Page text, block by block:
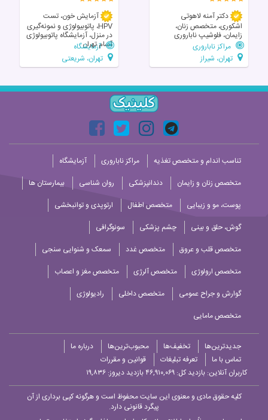
دکتر آمنه لاهوتی
اشکوری، متخصص زنان،
زایمان، فلوشیپ ناباروری
مراکز ناباروری
تهران، شیراز
آزمایش خون، تست
HPV، پاتوبیولوژی و نمونه‌گیری
در منزل، آزمایشگاه پاتوبیولوژی
آسام تهران
آزمایشگاه
تهران، شریعتی
تناسب اندام و متخصص تغذیه مراکز ناباروری
آزمایشگاه
متخصص زنان و زایمان
دندانپزشکی روان شناسی
بیمارستان ها
پوست، مو و زیبایی
متخصص اطفال
ارتوپدی و توانبخشی
گوش، حلق و بینی
چشم پزشکی
سونوگرافی
متخصص قلب و عروق
متخصص غدد
سمعک و شنوایی سنجی
متخصص ارولوژی
متخصص آلرژی
متخصص مغز و اعصاب
گوارش و جراح عمومی
متخصص داخلی
رادیولوژی
متخصص مامایی
جدیدترین‌ها تخفیف‌ها محبوب‌ترین‌ها
درباره ما
تماس با ما
تعرفه تبلیغات
قوانین و مقررات
کاربران آنلاین: بازدید کل: ۴۶,۹۱۰,۰۶۹
بازدید دیروز: ۱۹,۸۳۶
کلیه حقوق مادی و معنوی این سایت محفوظ است و هرگونه کپی برداری از آن
پیگرد قانونی دارد.